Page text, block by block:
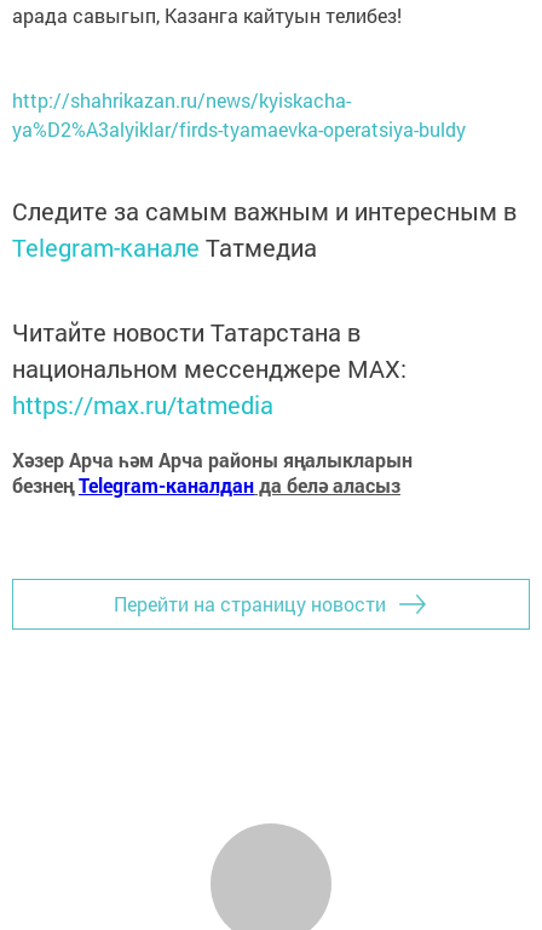
арада савыгып, Казанга кайтуын телибез!
http://shahrikazan.ru/news/kyiskacha-
ya%D2%A3alyiklar/firds-tyamaevka-operatsiya-buldy
Следите за самым важным и интересным в
Telegram-канале Татмедиа
Читайте новости Татарстана в
национальном мессенджере MАХ:
https://max.ru/tatmedia
Хәзер Арча һәм Арча районы яңалыкларын
безнеңTelegram-каналданда белә аласыз
Перейти на страницу новости